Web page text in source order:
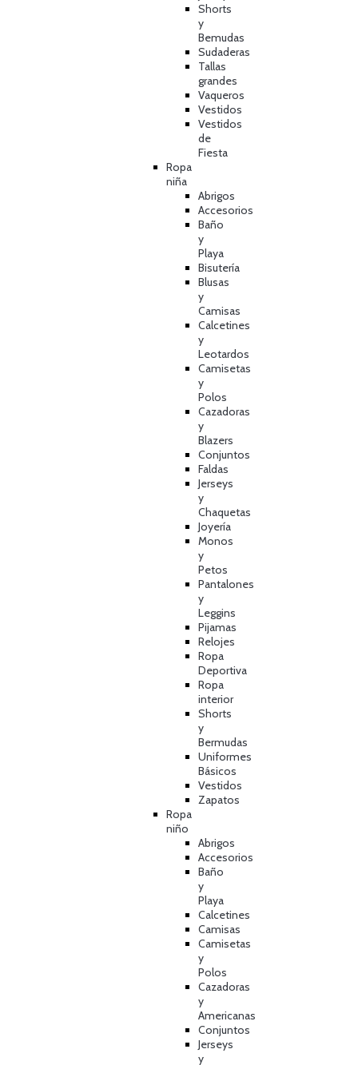
Shorts
y
Bemudas
Sudaderas
Tallas
grandes
Vaqueros
Vestidos
Vestidos
de
Fiesta
Ropa
niña
Abrigos
Accesorios
Baño
y
Playa
Bisutería
Blusas
y
Camisas
Calcetines
y
Leotardos
Camisetas
y
Polos
Cazadoras
y
Blazers
Conjuntos
Faldas
Jerseys
y
Chaquetas
Joyería
Monos
y
Petos
Pantalones
y
Leggins
Pijamas
Relojes
Ropa
Deportiva
Ropa
interior
Shorts
y
Bermudas
Uniformes
Básicos
Vestidos
Zapatos
Ropa
niño
Abrigos
Accesorios
Baño
y
Playa
Calcetines
Camisas
Camisetas
y
Polos
Cazadoras
y
Americanas
Conjuntos
Jerseys
y